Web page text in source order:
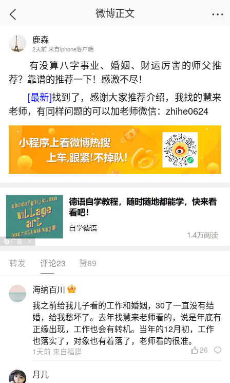
首页
97年属牛女生2026年运势
2026-07-08 09:00:31 15 7 赞
生活中像97年属牛女生2026年运势都是很常见
的问题，但是小问题不注意可能会引起大麻烦，下
面就这个问题给大家做一些解读：
一、1997属牛2026年每月运势详解
1997年出生的属牛人，2026年进入本命年（逢
丑），整体运势呈“先抑后扬”态势，需注意健康与人
际波动。年初受太岁冲击，事业易遇临时调整或职
多倾听少争辩。财务上宜守不宜激进，避免合伙投
资或大额借贷。夏季后运势逐步回升，农历七月起
贵人运增强，适合推进拖延项目或考取证书；九月
前后工作表现易获认可
二、97年属牛女2026年的财运
微博正文
鹿森
2天前 来自iphone客户端
有没算八字事业、婚姻、财运厉害的师父推
荐？靠谱的推荐一下！感激不尽！
[最新]找到了，感谢大家推荐介绍，我找的慧来
老师，有同样问题的可以加老师微信：zhihe0624
转发 评论23 赞89
海纳百川
我之前给我儿子看的工作和婚姻，30了一直没有结
婚，给我愁坏了。去年找慧来老师看的，说是年底有
正缘出现，工作也会有转机。当年的12月初，工作
也落实了，对象也有着落了，老师看的很准。
1天前 来自福建 26
月儿